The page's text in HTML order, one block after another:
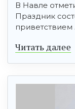
В Навле
Праздник
приветствием
Читать далее